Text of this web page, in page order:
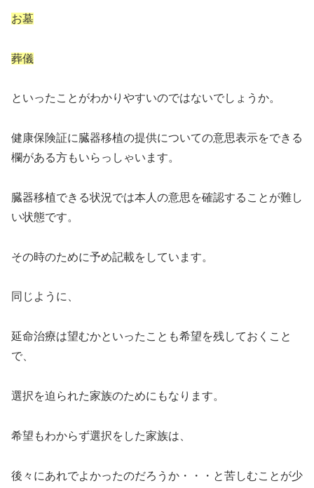
お墓
葬儀
といったことがわかりやすいのではないでしょうか。
健康保険証に臓器移植の提供についての意思表示をできる
欄がある方もいらっしゃいます。
臓器移植できる状況では本人の意思を確認することが難し
い状態です。
その時のために予め記載をしています。
同じように、
延命治療は望むかといったことも希望を残しておくこと
で、
選択を迫られた家族のためにもなります。
希望もわからず選択をした家族は、
後々にあれでよかったのだろうか・・・と苦しむことが少